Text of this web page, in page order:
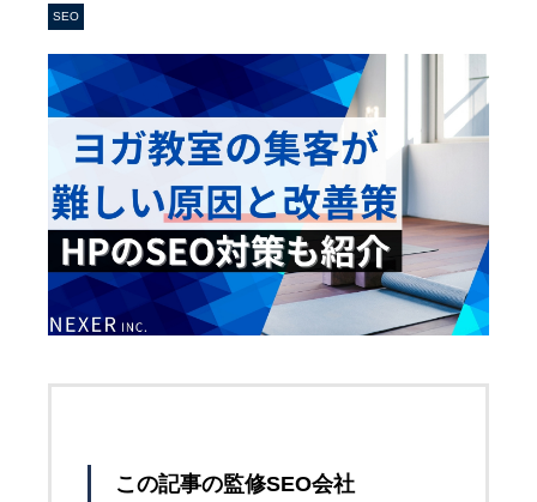
SEO
この記事の監修SEO会社